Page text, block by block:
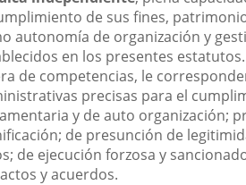
de sus fines,
autonomía de organización y
en los presentes
de competencias, le
precisas para el
y de auto organización;
de presunción de
de ejecución forzosa y
y acuerdos.